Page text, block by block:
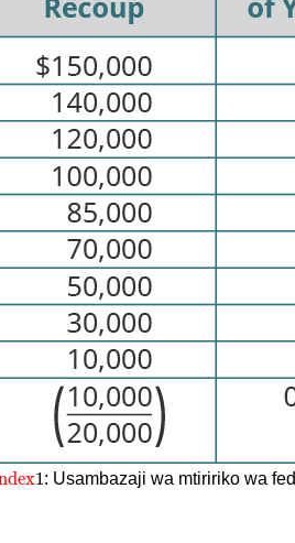
1
1: Usambazaji wa mtiririko wa